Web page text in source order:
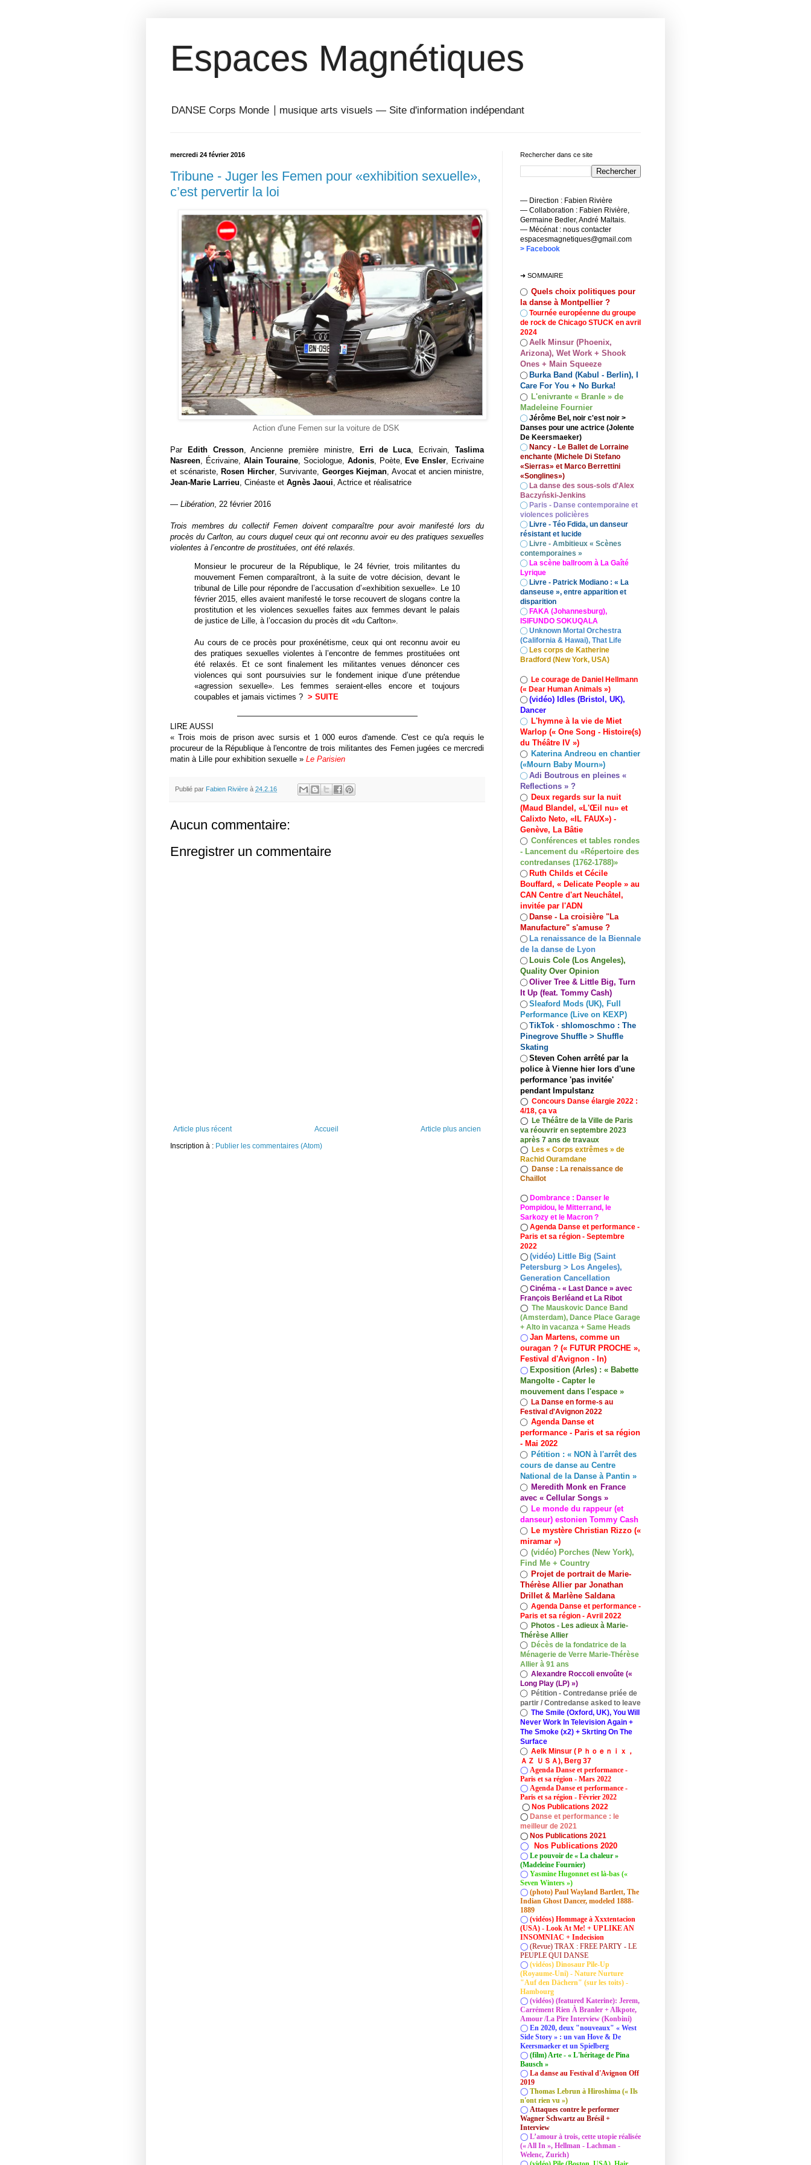
Espaces Magnétiques
DANSE Corps Monde ⎥ musique arts visuels — Site d'information indépendant
mercredi 24 février 2016
Tribune - Juger les Femen pour «exhibition sexuelle»,
c’est pervertir la loi
Action d'une Femen sur la voiture de DSK
Par Edith Cresson, Ancienne première ministre, Erri de Luca, Ecrivain,Taslima
Nasreen, Écrivaine, Alain Touraine, Sociologue, Adonis, Poète, Eve Ensler, Ecrivaine
et scénariste, Rosen Hircher, Survivante, Georges Kiejman, Avocat et ancien ministre,
Jean-Marie Larrieu, Cinéaste et Agnès Jaoui, Actrice et réalisatrice
— Libération, 22 février 2016
Trois membres du collectif Femen doivent comparaître pour avoir manifesté lors du
procès du Carlton, au cours duquel ceux qui ont reconnu avoir eu des pratiques sexuelles
violentes à l’encontre de prostituées, ont été relaxés.
Monsieur le procureur de la République, le 24 février, trois militantes du
mouvement Femen comparaîtront, à la suite de votre décision, devant le
tribunal de Lille pour répondre de l’accusation d’«exhibition sexuelle». Le 10
février 2015, elles avaient manifesté le torse recouvert de slogans contre la
prostitution et les violences sexuelles faites aux femmes devant le palais
de justice de Lille, à l’occasion du procès dit «du Carlton».
Au cours de ce procès pour proxénétisme, ceux qui ont reconnu avoir eu
des pratiques sexuelles violentes à l’encontre de femmes prostituées ont
été relaxés. Et ce sont finalement les militantes venues dénoncer ces
violences qui sont poursuivies sur le fondement inique d’une prétendue
«agression sexuelle». Les femmes seraient-elles encore et toujours
coupables et jamais victimes ? > SUITE
———————————————————————
LIRE AUSSI
« Trois mois de prison avec sursis et 1 000 euros d'amende. C'est ce qu'a requis le
procureur de la République à l'encontre de trois militantes des Femen jugées ce mercredi
matin à Lille pour exhibition sexuelle » Le Parisien
Publié par Fabien Rivière à 24.2.16
Aucun commentaire:
Enregistrer un commentaire
Article plus récent Article plus ancien
Accueil
Inscription à : Publier les commentaires (Atom)
Rechercher dans ce site
— Direction : Fabien Rivière
— Collaboration : Fabien Rivière,
Germaine Bedler, André Maltais.
— Mécénat : nous contacter
espacesmagnetiques@gmail.com
> Facebook
➜ SOMMAIRE
◯ Quels choix politiques pour
la danse à Montpellier ?
◯ Tournée européenne du groupe
de rock de Chicago STUCK en avril
2024
◯ Aelk Minsur (Phoenix,
Arizona), Wet Work + Shook
Ones + Main Squeeze
◯ Burka Band (Kabul - Berlin), I
Care For You + No Burka!
◯ L'enivrante « Branle » de
Madeleine Fournier
◯ Jérôme Bel, noir c'est noir >
Danses pour une actrice (Jolente
De Keersmaeker)
◯ Nancy - Le Ballet de Lorraine
enchante (Michele Di Stefano
«Sierras» et Marco Berrettini
«Songlines»)
◯ La danse des sous-sols d'Alex
Baczyński-Jenkins
◯ Paris - Danse contemporaine et
violences policières
◯ Livre - Téo Fdida, un danseur
résistant et lucide
◯ Livre - Ambitieux « Scènes
contemporaines »
◯ La scène ballroom à La Gaîté
Lyrique
◯ Livre - Patrick Modiano : « La
danseuse », entre apparition et
disparition
◯ FAKA (Johannesburg),
ISIFUNDO SOKUQALA
◯ Unknown Mortal Orchestra
(California & Hawai), That Life
◯ Les corps de Katherine
Bradford (New York, USA)
◯ Le courage de Daniel Hellmann
(« Dear Human Animals »)
◯ (vidéo) Idles (Bristol, UK),
Dancer
◯ L'hymne à la vie de Miet
Warlop (« One Song - Histoire(s)
du Théâtre IV »)
◯ Katerina Andreou en chantier
(«Mourn Baby Mourn»)
◯ Adi Boutrous en pleines «
Reflections » ?
◯ Deux regards sur la nuit
(Maud Blandel, «L'Œil nu» et
Calixto Neto, «IL FAUX») -
Genève, La Bâtie
◯ Conférences et tables rondes
- Lancement du «Répertoire des
contredanses (1762-1788)»
◯ Ruth Childs et Cécile
Bouffard, « Delicate People » au
CAN Centre d'art Neuchâtel,
invitée par l'ADN
◯ Danse - La croisière "La
Manufacture" s'amuse ?
◯ La renaissance de la Biennale
de la danse de Lyon
◯ Louis Cole (Los Angeles),
Quality Over Opinion
◯ Oliver Tree & Little Big, Turn
It Up (feat. Tommy Cash)
◯ Sleaford Mods (UK), Full
Performance (Live on KEXP)
◯ TikTok · shlomoschmo : The
Pinegrove Shuffle > Shuffle
Skating
◯ Steven Cohen arrêté par la
police à Vienne hier lors d'une
performance 'pas invitée'
pendant Impulstanz
◯ Concours Danse élargie 2022 :
4/18, ça va
◯ Le Théâtre de la Ville de Paris
va réouvrir en septembre 2023
après 7 ans de travaux
◯ Les « Corps extrêmes » de
Rachid Ouramdane
◯ Danse : La renaissance de
Chaillot
◯ Dombrance : Danser le
Pompidou, le Mitterrand, le
Sarkozy et le Macron ?
◯ Agenda Danse et performance -
Paris et sa région - Septembre
2022
◯ (vidéo) Little Big (Saint
Petersburg > Los Angeles),
Generation Cancellation
◯ Cinéma - « Last Dance » avec
François Berléand et La Ribot
◯ The Mauskovic Dance Band
(Amsterdam), Dance Place Garage
+ Alto in vacanza + Same Heads
◯ Jan Martens, comme un
ouragan ? (« FUTUR PROCHE »,
Festival d'Avignon - In)
◯ Exposition (Arles) : « Babette
Mangolte - Capter le
mouvement dans l'espace »
◯ La Danse en forme-s au
Festival d'Avignon 2022
◯ Agenda Danse et
performance - Paris et sa région
- Mai 2022
◯ Pétition : « NON à l'arrêt des
cours de danse au Centre
National de la Danse à Pantin »
◯ Meredith Monk en France
avec « Cellular Songs »
◯ Le monde du rappeur (et
danseur) estonien Tommy Cash
◯ Le mystère Christian Rizzo («
miramar »)
◯ (vidéo) Porches (New York),
Find Me + Country
◯ Projet de portrait de Marie-
Thérèse Allier par Jonathan
Drillet & Marlène Saldana
◯ Agenda Danse et performance -
Paris et sa région - Avril 2022
◯ Photos - Les adieux à Marie-
Thérèse Allier
◯ Décès de la fondatrice de la
Ménagerie de Verre Marie-Thérèse
Allier à 91 ans
◯ Alexandre Roccoli envoûte («
Long Play (LP) »)
◯ Pétition - Contredanse priée de
partir / Contredanse asked to leave
◯ The Smile (Oxford, UK), You Will
Never Work In Television Again +
The Smoke (x2) + Skrting On The
Surface
◯ Aelk Minsur (Ｐｈｏｅｎｉｘ，
ＡＺ ＵＳＡ), Berg 37
◯ Agenda Danse et performance -
Paris et sa région - Mars 2022
◯ Agenda Danse et performance -
Paris et sa région - Février 2022
◯ Nos Publications 2022
◯ Danse et performance : le
meilleur de 2021
◯ Nos Publications 2021
◯ Nos Publications 2020
◯ Le pouvoir de « La chaleur »
(Madeleine Fournier)
◯ Yasmine Hugonnet est là-bas («
Seven Winters »)
◯ (photo) Paul Wayland Bartlett, The
Indian Ghost Dancer, modeled 1888-
1889
◯ (vidéos) Hommage à Xxxtentacion
(USA) - Look At Me! + UP LIKE AN
INSOMNIAC + Indecision
◯ (Revue) TRAX : FREE PARTY - LE
PEUPLE QUI DANSE
◯ (vidéos) Dinosaur Pile-Up
(Royaume-Uni) - Nature Nurture
"Auf den Dächern" (sur les toits) -
Hambourg
◯ (vidéos) (featured Katerine): Jerem,
Carrément Rien À Branler + Alkpote,
Amour /La Pire Interview (Konbini)
◯ En 2020, deux "nouveaux" « West
Side Story » : un van Hove & De
Keersmaeker et un Spielberg
◯ (film) Arte - « L'héritage de Pina
Bausch »
◯ La danse au Festival d'Avignon Off
2019
◯ Thomas Lebrun à Hiroshima (« Ils
n'ont rien vu »)
◯ Attaques contre le performer
Wagner Schwartz au Brésil +
Interview
◯ L’amour à trois, cette utopie réalisée
(« All In », Hellman - Lachman -
Welenc, Zurich)